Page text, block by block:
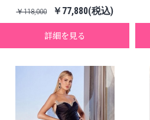
￥118,000 ￥77,880(税込)
詳細を見る